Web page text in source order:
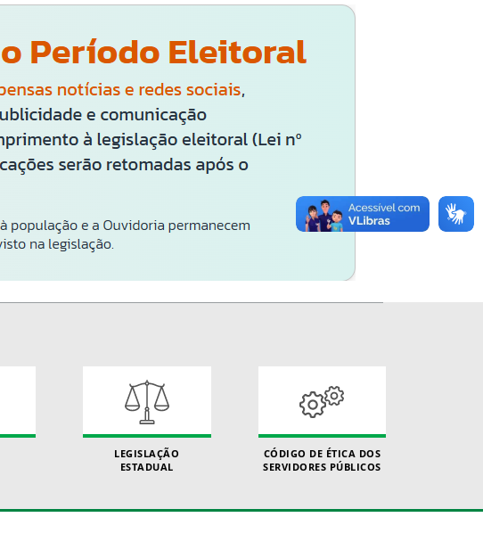
LEGISLAÇÃO
ESTADUAL
CÓDIGO DE ÉTICA DOS
SERVIDORES PÚBLICOS